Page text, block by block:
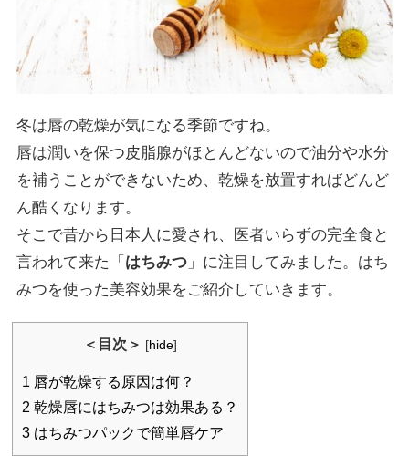
冬は唇の乾燥が気になる季節ですね。
唇は潤いを保つ皮脂腺がほとんどないので油分や水分
を補うことができないため、乾燥を放置すればどんど
ん酷くなります。
そこで昔から日本人に愛され、医者いらずの完全食と
言われて来た「 はちみつ 」に注目してみました。はち
みつを使った美容効果をご紹介していきます。
＜目次＞ [hide]
1 唇が乾燥する原因は何？
2 乾燥唇にはちみつは効果ある？
3 はちみつパックで簡単唇ケア